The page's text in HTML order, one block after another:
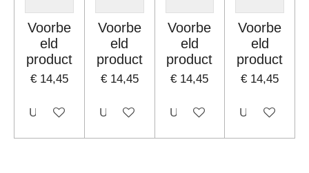
Voorbe
eld
product
€ 14,45
Uitgeschakeld
Voorbe
eld
product
€ 14,45
Uitgeschakeld
Voorbe
eld
product
€ 14,45
Uitgeschakeld
Voorbe
eld
product
€ 14,45